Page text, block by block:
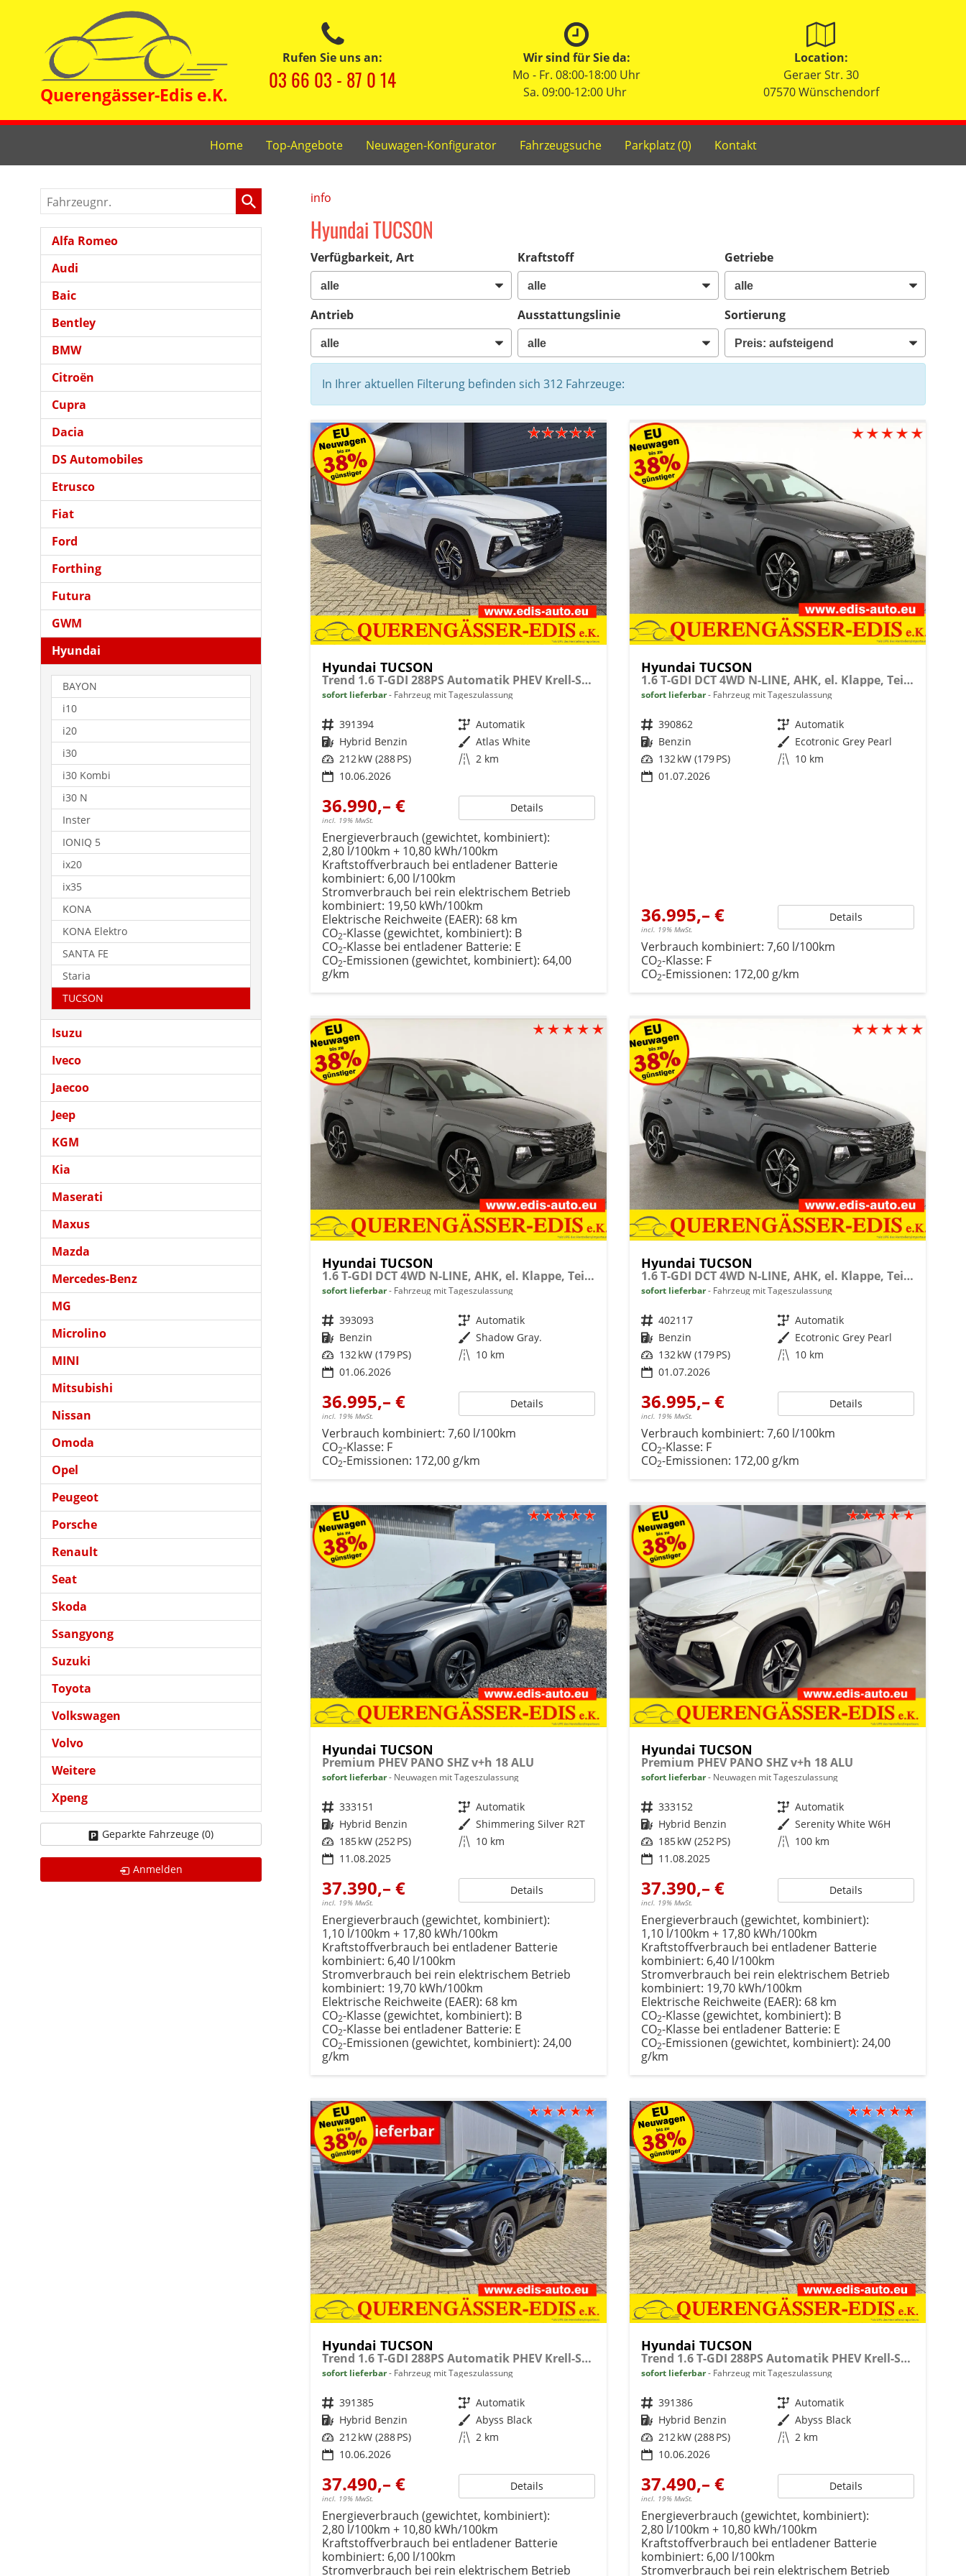
Rufen Sie uns an:
03 66 03 - 87 0 14
Wir sind für Sie da:
Mo - Fr. 08:00-18:00 Uhr
Sa. 09:00-12:00 Uhr
Location:
Geraer Str. 30
07570 Wünschendorf
Home Top-Angebote Neuwagen-Konfigurator Fahrzeugsuche Parkplatz (0) Kontakt
info
Hyundai TUCSON
Verfügbarkeit, Art Kraftstoff Getriebe
Antrieb Ausstattungslinie Sortierung
In Ihrer aktuellen Filterung befinden sich 312Fahrzeuge:
Hyundai TUCSON
Trend 1.6 T-GDI 288PS Automatik PHEV Krell-Sound Teill-Leder elektr. Heckklappe ACC Klimaautomatik Sitzheizung Lenkrandheizung Navi PDC v+h Rückf.Kamera Apple CarPlay + Android Auto 2xKeyless 19-LM vollelektr. Reichweite 68KM
sofort lieferbar Fahrzeug mit Tageszulassung
Fahrzeugnr. 391394 Getriebe Automatik
Kraftstoff Hybrid Benzin Außenfarbe Atlas White
Leistung 212 kW (288 PS) Kilometerstand 2 km
10.06.2026
36.990,– €
incl. 19% MwSt.
Details
Energieverbrauch (gewichtet, kombiniert):
2,80 l/100km + 10,80 kWh/100km
Kraftstoffverbrauch bei entladener Batterie
kombiniert: 6,00 l/100km
Stromverbrauch bei rein elektrischem Betrieb
kombiniert: 19,50 kWh/100km
Elektrische Reichweite (EAER): 68 km
CO2-Klasse (gewichtet, kombiniert): B
CO2-Klasse bei entladener Batterie: E
CO2-Emissionen (gewichtet, kombiniert): 64,00
g/km
Hyundai TUCSON
1.6 T-GDI DCT 4WD N-LINE, AHK, el. Klappe, Teilleder, Navi, Kamera, ACC
sofort lieferbar Fahrzeug mit Tageszulassung
Fahrzeugnr. 390862 Getriebe Automatik
Kraftstoff Benzin Außenfarbe Ecotronic Grey Pearl
Leistung 132 kW (179 PS) Kilometerstand 10 km
01.07.2026
36.995,– €
incl. 19% MwSt.
Details
Verbrauch kombiniert: 7,60 l/100km
CO2-Klasse: F
CO2-Emissionen: 172,00 g/km
Hyundai TUCSON
1.6 T-GDI DCT 4WD N-LINE, AHK, el. Klappe, Teilleder, Navi, Kamera, ACC
sofort lieferbar Fahrzeug mit Tageszulassung
Fahrzeugnr. 393093 Getriebe Automatik
Kraftstoff Benzin Außenfarbe Shadow Gray.
Leistung 132 kW (179 PS) Kilometerstand 10 km
01.06.2026
36.995,– €
incl. 19% MwSt.
Details
Verbrauch kombiniert: 7,60 l/100km
CO2-Klasse: F
CO2-Emissionen: 172,00 g/km
Hyundai TUCSON
1.6 T-GDI DCT 4WD N-LINE, AHK, el. Klappe, Teilleder, Navi, Kamera, ACC
sofort lieferbar Fahrzeug mit Tageszulassung
Fahrzeugnr. 402117 Getriebe Automatik
Kraftstoff Benzin Außenfarbe Ecotronic Grey Pearl
Leistung 132 kW (179 PS) Kilometerstand 10 km
01.07.2026
36.995,– €
incl. 19% MwSt.
Details
Verbrauch kombiniert: 7,60 l/100km
CO2-Klasse: F
CO2-Emissionen: 172,00 g/km
Hyundai TUCSON
Premium PHEV PANO SHZ v+h 18 ALU
sofort lieferbar Neuwagen mit Tageszulassung
Fahrzeugnr. 333151 Getriebe Automatik
Kraftstoff Hybrid Benzin Außenfarbe Shimmering Silver R2T
Leistung 185 kW (252 PS) Kilometerstand 10 km
11.08.2025
37.390,– €
incl. 19% MwSt.
Details
Energieverbrauch (gewichtet, kombiniert):
1,10 l/100km + 17,80 kWh/100km
Kraftstoffverbrauch bei entladener Batterie
kombiniert: 6,40 l/100km
Stromverbrauch bei rein elektrischem Betrieb
kombiniert: 19,70 kWh/100km
Elektrische Reichweite (EAER): 68 km
CO2-Klasse (gewichtet, kombiniert): B
CO2-Klasse bei entladener Batterie: E
CO2-Emissionen (gewichtet, kombiniert): 24,00
g/km
Hyundai TUCSON
Premium PHEV PANO SHZ v+h 18 ALU
sofort lieferbar Neuwagen mit Tageszulassung
Fahrzeugnr. 333152 Getriebe Automatik
Kraftstoff Hybrid Benzin Außenfarbe Serenity White W6H
Leistung 185 kW (252 PS) Kilometerstand 100 km
11.08.2025
37.390,– €
incl. 19% MwSt.
Details
Energieverbrauch (gewichtet, kombiniert):
1,10 l/100km + 17,80 kWh/100km
Kraftstoffverbrauch bei entladener Batterie
kombiniert: 6,40 l/100km
Stromverbrauch bei rein elektrischem Betrieb
kombiniert: 19,70 kWh/100km
Elektrische Reichweite (EAER): 68 km
CO2-Klasse (gewichtet, kombiniert): B
CO2-Klasse bei entladener Batterie: E
CO2-Emissionen (gewichtet, kombiniert): 24,00
g/km
Hyundai TUCSON
Trend 1.6 T-GDI 288PS Automatik PHEV Krell-Sound Teill-Leder elektr. Heckklappe ACC Klimaautomatik Sitzheizung Lenkrandheizung Navi PDC v+h Rückf.Kamera Apple CarPlay + Android Auto 2xKeyless 19-LM vollelektr. Reichweite 68KM
sofort lieferbar Fahrzeug mit Tageszulassung
Fahrzeugnr. 391385 Getriebe Automatik
Kraftstoff Hybrid Benzin Außenfarbe Abyss Black
Leistung 212 kW (288 PS) Kilometerstand 2 km
10.06.2026
37.490,– €
incl. 19% MwSt.
Details
Energieverbrauch (gewichtet, kombiniert):
2,80 l/100km + 10,80 kWh/100km
Kraftstoffverbrauch bei entladener Batterie
kombiniert: 6,00 l/100km
Stromverbrauch bei rein elektrischem Betrieb
Hyundai TUCSON
Trend 1.6 T-GDI 288PS Automatik PHEV Krell-Sound Teill-Leder elektr. Heckklappe ACC Klimaautomatik Sitzheizung Lenkrandheizung Navi PDC v+h Rückf.Kamera Apple CarPlay + Android Auto 2xKeyless 19-LM vollelektr. Reichweite 68KM
sofort lieferbar Fahrzeug mit Tageszulassung
Fahrzeugnr. 391386 Getriebe Automatik
Kraftstoff Hybrid Benzin Außenfarbe Abyss Black
Leistung 212 kW (288 PS) Kilometerstand 2 km
10.06.2026
37.490,– €
incl. 19% MwSt.
Details
Energieverbrauch (gewichtet, kombiniert):
2,80 l/100km + 10,80 kWh/100km
Kraftstoffverbrauch bei entladener Batterie
kombiniert: 6,00 l/100km
Stromverbrauch bei rein elektrischem Betrieb
Fahrzeugnr.
Alfa Romeo
Audi
Baic
Bentley
BMW
Citroën
Cupra
Dacia
DS Automobiles
Etrusco
Fiat
Ford
Forthing
Futura
GWM
Hyundai
BAYON
i10
i20
i30
i30 Kombi
i30 N
Inster
IONIQ 5
ix20
ix35
KONA
KONA Elektro
SANTA FE
Staria
TUCSON
Isuzu
Iveco
Jaecoo
Jeep
KGM
Kia
Maserati
Maxus
Mazda
Mercedes-Benz
MG
Microlino
MINI
Mitsubishi
Nissan
Omoda
Opel
Peugeot
Porsche
Renault
Seat
Skoda
Ssangyong
Suzuki
Toyota
Volkswagen
Volvo
Weitere
Xpeng
Geparkte Fahrzeuge (0)
Anmelden